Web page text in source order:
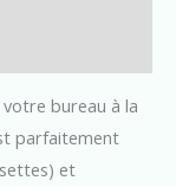
bureau à la
parfaitement
et